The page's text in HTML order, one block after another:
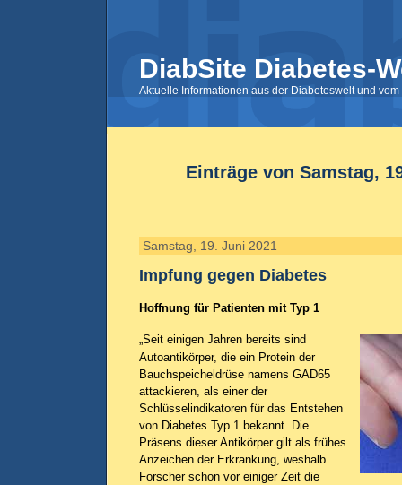
DiabSite Diabetes-
Aktuelle Informationen aus der Diabeteswelt und
Einträge von Samstag,
Samstag, 19. Juni 2021
Impfung gegen Diabetes
Hoffnung für Patienten mit Typ 1
„Seit einigen Jahren bereits sind
Autoantikörper, die ein Protein der
Bauchspeicheldrüse namens GAD65
attackieren, als einer der
Schlüsselindikatoren für das Entstehen
von Diabetes Typ 1 bekannt. Die
Präsens dieser Antikörper gilt als frühes
Anzeichen der Erkrankung, weshalb
Forscher schon vor einiger Zeit die